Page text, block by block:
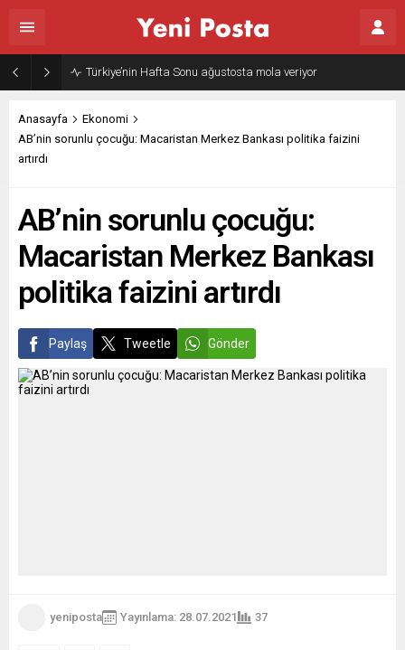
Türkiye’nin Hafta Sonu ağustosta mola veriyor
Anasayfa
Ekonomi
AB’nin sorunlu çocuğu: Macaristan Merkez Bankası politika faizini
artırdı
AB’nin sorunlu çocuğu:
Macaristan Merkez Bankası
politika faizini artırdı
Paylaş Tweetle Gönder
yeniposta Yayınlama: 28.07.2021 37